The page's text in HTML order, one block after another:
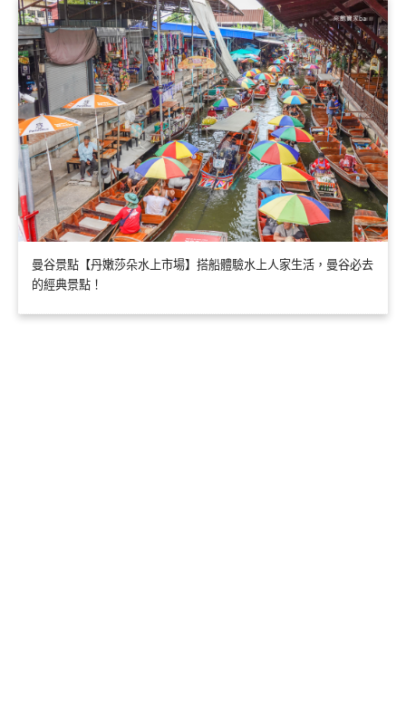
曼谷景點【丹嫩莎朵水上市場】搭船體驗水上人家生活，曼谷必去
的經典景點！